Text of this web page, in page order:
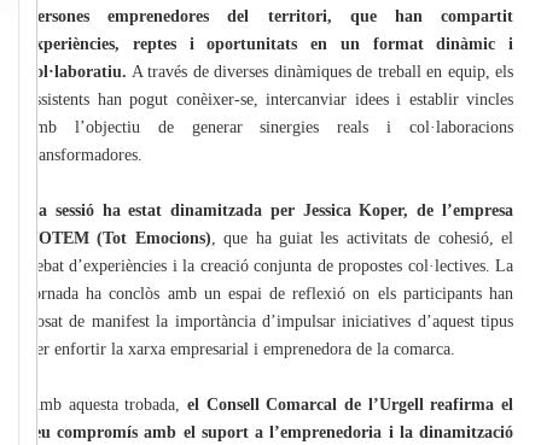
persones emprenedores del territori, que han compartit
experiències, reptes i oportunitats en un format dinàmic i
col·laboratiu. A través de diverses dinàmiques de treball en equip, els
assistents han pogut conèixer-se, intercanviar idees i establir vincles
amb l’objectiu de generar sinergies reals i col·laboracions
transformadores.
La sessió ha estat dinamitzada per Jessica Koper, de l’empresa
TOTEM (Tot Emocions) , que ha guiat les activitats de cohesió, el
debat d’experiències i la creació conjunta de propostes col·lectives. La
jornada ha conclòs amb un espai de reflexió on els participants han
posat de manifest la importància d’impulsar iniciatives d’aquest tipus
per enfortir la xarxa empresarial i emprenedora de la comarca.
Amb aquesta trobada, el Consell Comarcal de l’Urgell reafirma el
seu compromís amb el suport a l’emprenedoria i la dinamització